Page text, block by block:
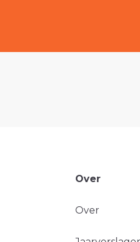
Over
Over